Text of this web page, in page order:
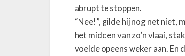
abrupt te stoppen.
“Nee!”, gilde hij nog net niet,
het midden van zo’n vlaai,
voelde opeens weker aan.